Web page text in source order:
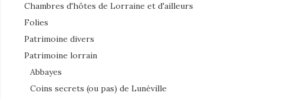
Chambres d'hôtes de Lorraine et d'ailleurs
Folies
Patrimoine divers
Patrimoine lorrain
Abbayes
Coins secrets (ou pas) de Lunéville